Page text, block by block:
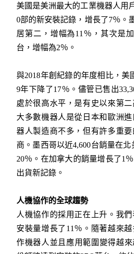
美國是美洲最大的工業機器人用
0部的新安裝記錄，增長了7％。
居第二，增幅為11％，其次是
台，增幅為2％。
與2018年創紀錄的年度相比，美
9年下降了17％。儘管已售出
處於很高水平，是有史以來第
大多數機器人是從日本和歐洲
器人製造商不多，但有許多重
商。墨西哥以近4,600台銷量在北
20％。在加拿大的銷量增長了1
出貨新記錄。
人機協作的全球趨勢
人機協作的採用正在上升。我
安裝量增長了11％。隨著越來
作機器人並且應用範圍變得越來